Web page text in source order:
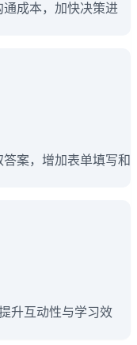
成本，加快决策进
案，增加表单填写和
升互动性与学习效